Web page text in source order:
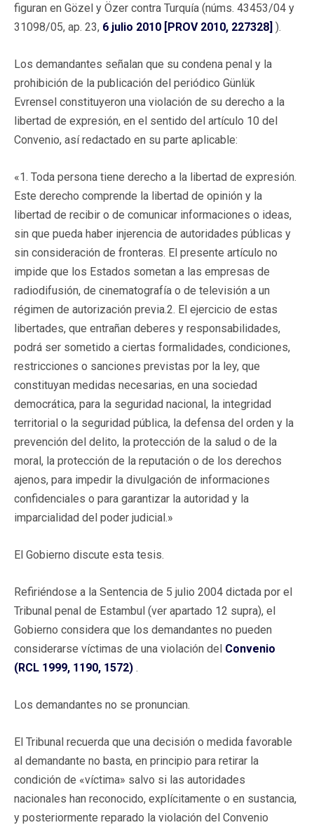
figuran en Gözel y Özer contra Turquía (núms. 43453/04 y
31098/05, ap. 23, 6 julio 2010 [PROV 2010, 227328] ).
Los demandantes señalan que su condena penal y la
prohibición de la publicación del periódico Günlük
Evrensel constituyeron una violación de su derecho a la
libertad de expresión, en el sentido del artículo 10 del
Convenio, así redactado en su parte aplicable:
«1. Toda persona tiene derecho a la libertad de expresión.
Este derecho comprende la libertad de opinión y la
libertad de recibir o de comunicar informaciones o ideas,
sin que pueda haber injerencia de autoridades públicas y
sin consideración de fronteras. El presente artículo no
impide que los Estados sometan a las empresas de
radiodifusión, de cinematografía o de televisión a un
régimen de autorización previa.2. El ejercicio de estas
libertades, que entrañan deberes y responsabilidades,
podrá ser sometido a ciertas formalidades, condiciones,
restricciones o sanciones previstas por la ley, que
constituyan medidas necesarias, en una sociedad
democrática, para la seguridad nacional, la integridad
territorial o la seguridad pública, la defensa del orden y la
prevención del delito, la protección de la salud o de la
moral, la protección de la reputación o de los derechos
ajenos, para impedir la divulgación de informaciones
confidenciales o para garantizar la autoridad y la
imparcialidad del poder judicial.»
El Gobierno discute esta tesis.
Refiriéndose a la Sentencia de 5 julio 2004 dictada por el
Tribunal penal de Estambul (ver apartado 12 supra), el
Gobierno considera que los demandantes no pueden
considerarse víctimas de una violación del Convenio
(RCL 1999, 1190, 1572) .
Los demandantes no se pronuncian.
El Tribunal recuerda que una decisión o medida favorable
al demandante no basta, en principio para retirar la
condición de «víctima» salvo si las autoridades
nacionales han reconocido, explícitamente o en sustancia,
y posteriormente reparado la violación del Convenio